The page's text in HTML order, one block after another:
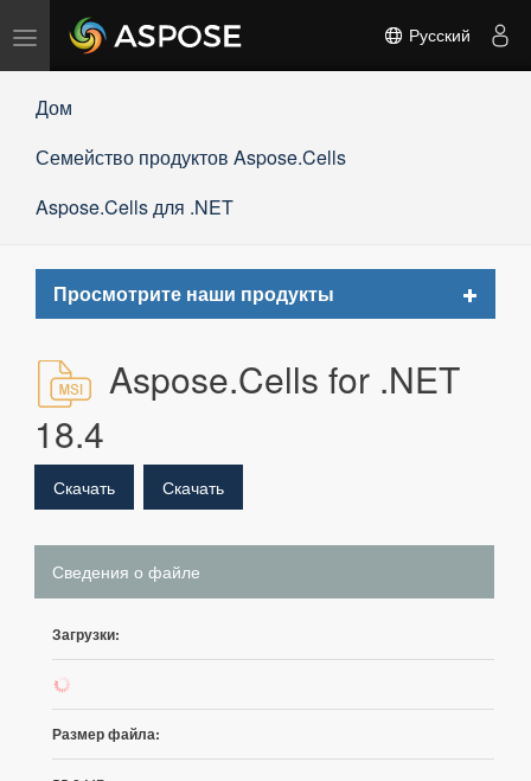
Переключить
навигацию
Русский
Дом
Семейство продуктов Aspose.Cells
Aspose.Cells для .NET
Просмотрите наши продукты
Toggle
Aspose.Cells for .NET
18.4
Скачать Скачать
Сведения о файле
Загрузки:
68
Размер файла: